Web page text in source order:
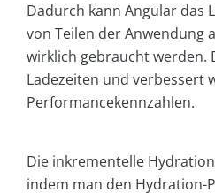
Dadurch kann Angular das
von Teilen der Anwendung
wirklich gebraucht werden.
Ladezeiten und verbessert
Performancekennzahlen.
Die inkrementelle
indem man den Hydration-